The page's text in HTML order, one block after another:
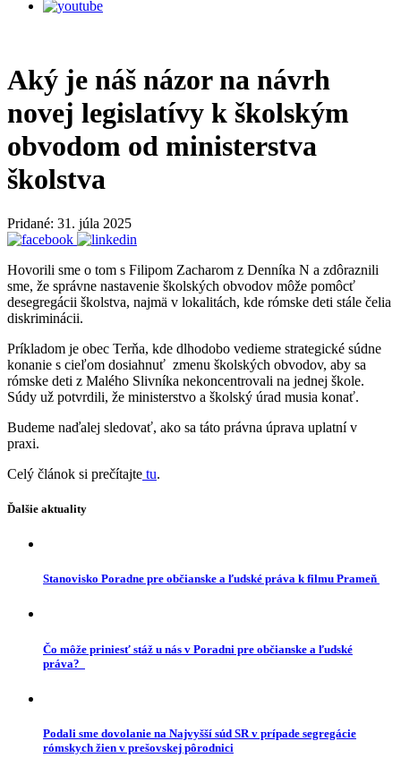
Aký je náš názor na návrh
novej legislatívy k školským
obvodom od ministerstva
školstva
Pridané: 31. júla 2025
Hovorili sme o tom s Filipom Zacharom z Denníka N a zdôraznili
sme, že správne nastavenie školských obvodov môže pomôcť
desegregácii školstva, najmä v lokalitách, kde rómske deti stále čelia
diskriminácii.
Príkladom je obec Terňa, kde dlhodobo vedieme strategické súdne
konanie s cieľom dosiahnuť zmenu školských obvodov, aby sa
rómske deti z Malého Slivníka nekoncentrovali na jednej škole.
Súdy už potvrdili, že ministerstvo a školský úrad musia konať.
Budeme naďalej sledovať, ako sa táto právna úprava uplatní v
praxi.
Celý článok si prečítajte tu.
Ďalšie aktuality
Stanovisko Poradne pre občianske a ľudské práva k filmu Prameň
Čo môže priniesť stáž u nás v Poradni pre občianske a ľudské
práva?
Podali sme dovolanie na Najvyšší súd SR v prípade segregácie
rómskych žien v prešovskej pôrodnici